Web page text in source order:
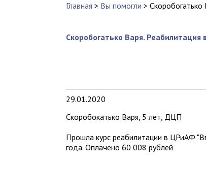
Главная > Вы помогли > Скоробогатько
Скоробогатько Варя.
29.01.2020
Скоробокатько Варя, 5 лет, ДЦП
Прошла курс реабилитации в ЦРиАФ
года. Оплачено 60 008 рублей